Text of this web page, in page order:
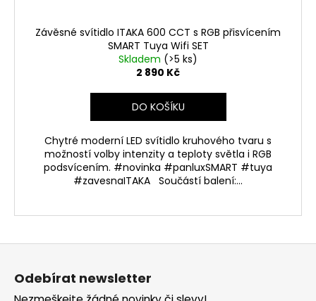
Závěsné svítidlo ITAKA 600 CCT s RGB přisvícením
SMART Tuya Wifi SET
Skladem (>5 ks)
2 890 Kč
DO KOŠÍKU
Chytré moderní LED svítidlo kruhového tvaru s
možností volby intenzity a teploty světla i RGB
podsvícením. #novinka #panluxSMART #tuya
#zavesnaITAKA Součástí balení:...
Odebírat newsletter